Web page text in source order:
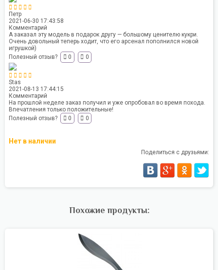
Петр
2021-06-30 17:43:58
Комментарий
А заказал эту модель в подарок другу — большому ценителю кукри.
Очень довольный теперь ходит, что его арсенал пополнился новой
игрушкой)
Полезный отзыв?
0 0
Stas
2021-08-13 17:44:15
Комментарий
На прошлой неделе заказ получил и уже опробовал во время похода.
Впечатления только положительные!
Полезный отзыв?
0 0
Нет в наличии
Поделиться с друзьями:
Похожие продукты: